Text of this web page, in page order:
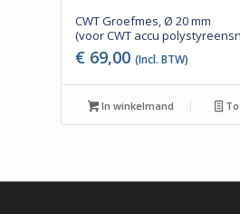
CWT Groefmes, Ø 20 mm
(voor CWT accu
€ 69,00 (Incl. BTW)
In winkelmand